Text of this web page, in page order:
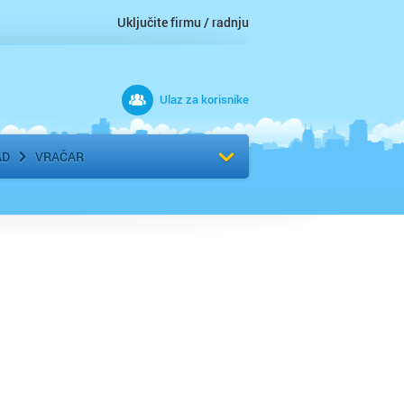
Uključite firmu / radnju
Ulaz za korisnike
VRAČAR